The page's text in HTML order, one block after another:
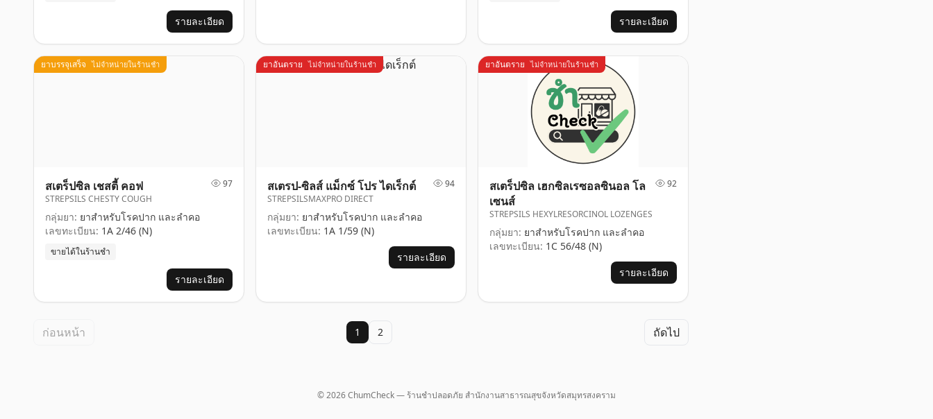
รายละเอียด รายละเอียด
ยาบรรจุเสร็จ ไม่จำหน่ายในร้านชำ
สเตร็ปซิล เชสตี้ คอฟ
STREPSILS CHESTY COUGH
97
กลุ่มยา: ยาสำหรับโรคปาก และลำคอ
เลขทะเบียน: 1A 2/46 (N)
ขายได้ในร้านชำ
รายละเอียด
ยาอันตราย ไม่จำหน่ายในร้านชำ
สเตรป-ซิลส์ แม็กซ์ โปร ไดเร็กต์
STREPSILSMAXPRO DIRECT
94
กลุ่มยา: ยาสำหรับโรคปาก และลำคอ
เลขทะเบียน: 1A 1/59 (N)
รายละเอียด
ยาอันตราย ไม่จำหน่ายในร้านชำ
สเตร็ปซิล เฮกซิลเรซอลซินอล โล
เซนส์
STREPSILS HEXYLRESORCINOL LOZENGES
92
กลุ่มยา: ยาสำหรับโรคปาก และลำคอ
เลขทะเบียน: 1C 56/48 (N)
รายละเอียด
ก่อนหน้า 1 2 ถัดไป
© 2026 ChumCheck — ร้านชำปลอดภัย สำนักงานสาธารณสุขจังหวัดสมุทรสงคราม